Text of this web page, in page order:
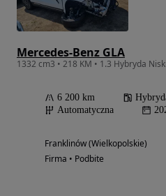
Mercedes-Benz GLA
1332 cm3 • 218 KM • 1.3 Hybryda
6 200 km
Automatyczna
Franklinów (Wielkopolskie)
Firma • Podbite